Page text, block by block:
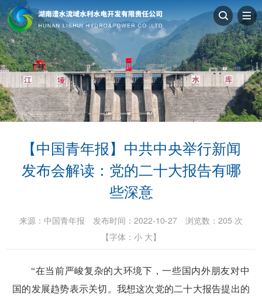
【中国青年报】中共中央举行新闻
发布会解读：党的二十大报告有哪
些深意
来源： 中国青年报 发布时间：2022-10-27 浏览数：205 次
【字体： 小 大】
“在当前严峻复杂的大环境下，一些国内外朋友对中
国的发展趋势表示关切。我想这次党的二十大报告提出的